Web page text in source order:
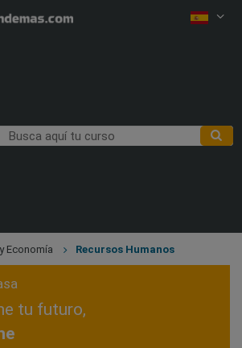
Economía Recursos Humanos
tu futuro,